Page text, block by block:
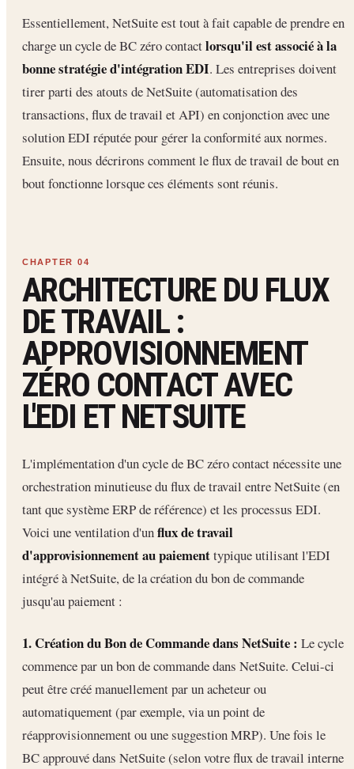
Essentiellement, NetSuite est tout à fait capable de prendre en
charge un cycle de BC zéro contactlorsqu'il est associé à la
bonne stratégie d'intégration EDI. Les entreprises doivent
tirer parti des atouts de NetSuite (automatisation des
transactions, flux de travail et API) en conjonction avec une
solution EDI réputée pour gérer la conformité aux normes.
Ensuite, nous décrirons comment le flux de travail de bout en
bout fonctionne lorsque ces éléments sont réunis.
ARCHITECTURE DU FLUX
DE TRAVAIL :
APPROVISIONNEMENT
ZÉRO CONTACT AVEC
L'EDI ET NETSUITE
L'implémentation d'un cycle de BC zéro contact nécessite une
orchestration minutieuse du flux de travail entre NetSuite (en
tant que système ERP de référence) et les processus EDI.
Voici une ventilation d'unflux de travail
d'approvisionnement au paiementtypique utilisant l'EDI
intégré à NetSuite, de la création du bon de commande
jusqu'au paiement :
1. Création du Bon de Commande dans NetSuite : Le cycle
commence par un bon de commande dans NetSuite. Celui-ci
peut être créé manuellement par un acheteur ou
automatiquement (par exemple, via un point de
réapprovisionnement ou une suggestion MRP). Une fois le
BC approuvé dans NetSuite (selon votre flux de travail interne